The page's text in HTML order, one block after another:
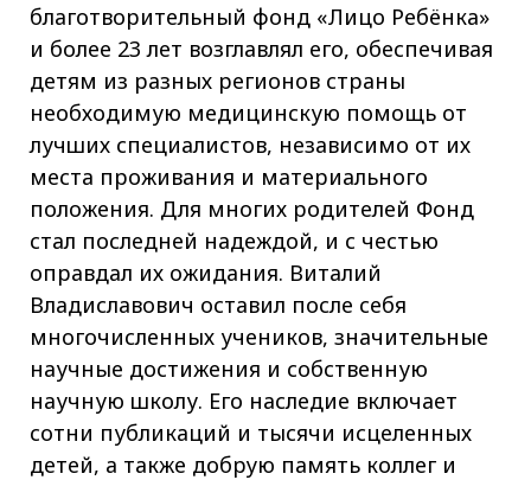
благотворительный фонд «Лицо Ребёнка»
и более 23 лет возглавлял его, обеспечивая
детям из разных регионов страны
необходимую медицинскую помощь от
лучших специалистов, независимо от их
места проживания и материального
положения. Для многих родителей Фонд
стал последней надеждой, и с честью
оправдал их ожидания. Виталий
Владиславович оставил после себя
многочисленных учеников, значительные
научные достижения и собственную
научную школу. Его наследие включает
сотни публикаций и тысячи исцеленных
детей, а также добрую память коллег и